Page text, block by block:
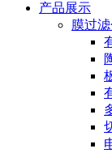
产品展示
膜过